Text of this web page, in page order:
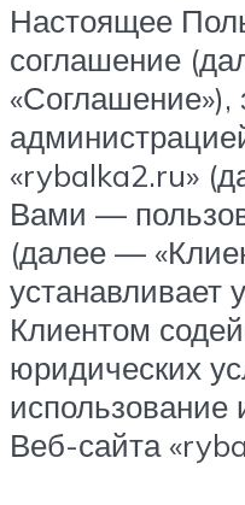
Настоящее
соглашение
«rybalka2.ru»
Вами —
(далее —
устанавливает
Клиентом
юридических
использование
Веб-сайта